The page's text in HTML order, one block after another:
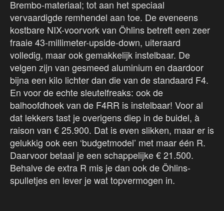
Brembo-materiaal; tot aan het speciaal
vervaardigde remhendel aan toe. De eveneens
kostbare NIX-voorvork van Öhlins betreft een zeer
fraaie 43-millimeter-upside-down, uiteraard
volledig, maar ook gemakkelijk instelbaar. De
velgen zijn van gesmeed aluminium en daardoor
bijna een kilo lichter dan die van de standaard F4.
En voor de echte sleutelfreaks: ook de
balhoofdhoek van de F4RR is instelbaar! Voor al
dat lekkers tast je overigens diep in de buidel, à
raison van € 25.900. Dat is even slikken, maar er is
gelukkig ook een ‘budgetmodel’ met maar één R.
Daarvoor betaal je een schappelijke € 21.500.
Behalve de extra R mis je dan ook de Öhlins-
spulletjes en lever je wat topvermogen in.